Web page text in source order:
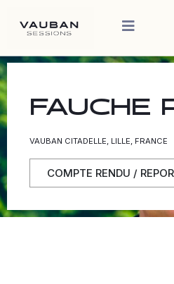
FAUCHE
VAUBAN CITADELLE, LILLE, FRANCE
COMPTE RENDU /